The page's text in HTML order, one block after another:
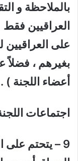
بالملاحظة و
العراقيين
على العراقيين
بغيرهم ،
أعضاء اللجنة ) .
اجتماعات
9 – يتحتم